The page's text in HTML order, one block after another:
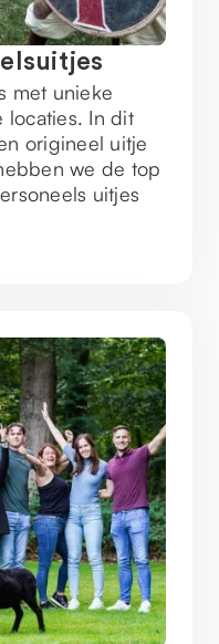
met unieke
locaties. In dit
origineel uitje
we de top
uitjes